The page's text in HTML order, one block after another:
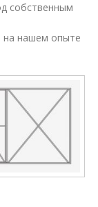
собственным
на нашем опыте